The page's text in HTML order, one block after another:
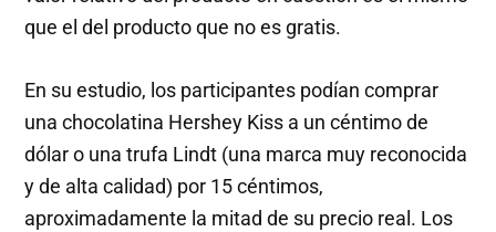
que el del producto que no es gratis.
En su estudio, los participantes podían comprar
una chocolatina Hershey Kiss a un céntimo de
dólar o una trufa Lindt (una marca muy reconocida
y de alta calidad) por 15 céntimos,
aproximadamente la mitad de su precio real. Los